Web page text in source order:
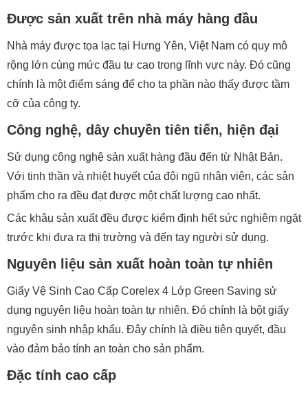
Được sản xuất trên nhà máy hàng đầu
Nhà máy được tọa lạc tại Hưng Yên, Việt Nam có quy mô
rộng lớn cùng mức đầu tư cao trong lĩnh vực này. Đó cũng
chính là một điểm sáng để cho ta phần nào thấy được tầm
cỡ của công ty.
Công nghệ, dây chuyền tiên tiến, hiện đại
Sử dụng công nghệ sản xuất hàng đầu đến từ Nhật Bản.
Với tinh thần và nhiệt huyết của đội ngũ nhân viên, các sản
phẩm cho ra đều đạt được một chất lượng cao nhất.
Các khâu sản xuất đều được kiểm định hết sức nghiêm ngặt
trước khi đưa ra thị trường và đến tay người sử dụng.
Nguyên liệu sản xuất hoàn toàn tự nhiên
Giấy Vệ Sinh Cao Cấp Corelex 4 Lớp Green Saving sử
dụng nguyên liệu hoàn toàn tự nhiên. Đó chính là bột giấy
nguyên sinh nhập khẩu. Đây chính là điều tiên quyết, đầu
vào đảm bảo tính an toàn cho sản phẩm.
Đặc tính cao cấp